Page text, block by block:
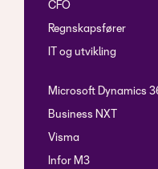
CFO
Regnskapsfører
IT og utvikling
Microsoft Dynamics
Business NXT
Visma
Infor M3